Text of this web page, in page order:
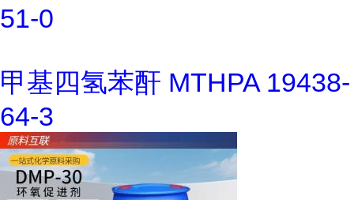
51-0
甲基四氢苯酐 MTHPA 19438-
64-3